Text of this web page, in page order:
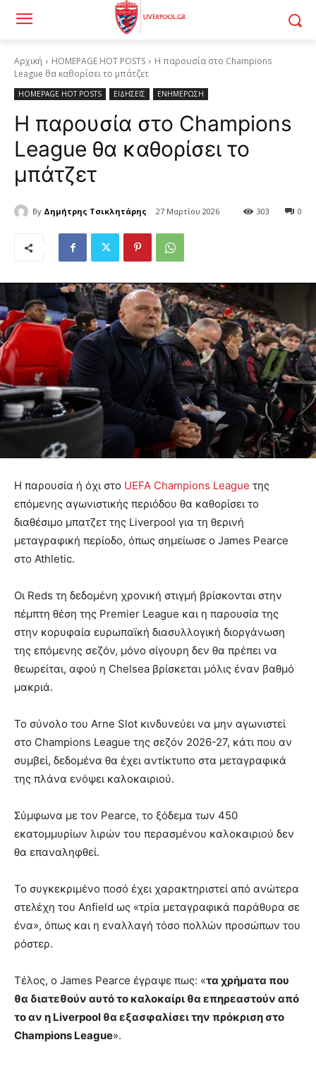
Αρχική HOMEPAGE HOT POSTS
Η παρουσία στο Champions
League θα καθορίσει το μπάτζετ
HOMEPAGE HOT POSTS ΕΙΔΗΣΕΙΣ ΕΝΗΜΕΡΩΣΗ
Η παρουσία στο Champions
League θα καθορίσει το
μπάτζετ
By Δημήτρης Τσικλητάρης 27 Μαρτίου 2026 0
303
Η παρουσία ή όχι στο UEFA Champions League της
επόμενης αγωνιστικής περιόδου θα καθορίσει το
διαθέσιμο μπατζετ της Liverpool για τη θερινή
μεταγραφική περίοδο, όπως σημείωσε ο James Pearce
στο Athletic.
Οι Reds τη δεδομένη χρονική στιγμή βρίσκονται στην
πέμπτη θέση της Premier League και η παρουσία της
στην κορυφαία ευρωπαϊκή διασυλλογική διοργάνωση
της επόμενης σεζόν, μόνο σίγουρη δεν θα πρέπει να
θεωρείται, αφού η Chelsea βρίσκεται μόλις έναν βαθμό
μακριά.
Το σύνολο του Arne Slot κινδυνεύει να μην αγωνιστεί
στο Champions League της σεζόν 2026-27, κάτι που αν
συμβεί, δεδομένα θα έχει αντίκτυπο στα μεταγραφικά
της πλάνα ενόψει καλοκαιριού.
Σύμφωνα με τον Pearce, το ξόδεμα των 450
εκατομμυρίων λιρών του περασμένου καλοκαιριού δεν
θα επαναληφθεί.
Το συγκεκριμένο ποσό έχει χαρακτηριστεί από ανώτερα
στελέχη του Anfield ως «τρία μεταγραφικά παράθυρα σε
ένα», όπως και η εναλλαγή τόσο πολλών προσώπων του
ρόστερ.
Τέλος, ο James Pearce έγραψε πως: «τα χρήματα που
θα διατεθούν αυτό το καλοκαίρι θα επηρεαστούν από
το αν η Liverpool θα εξασφαλίσει την πρόκριση στο
Champions League».